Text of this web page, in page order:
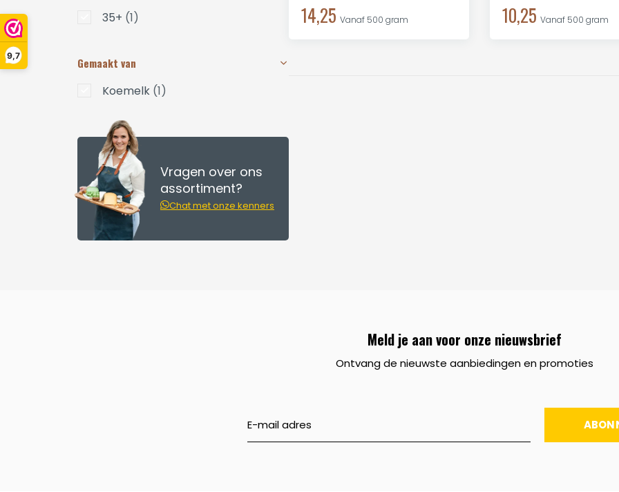
9,7
14,25 Vanaf 500 gram 10,25 Vanaf 500 gram
35+ (1)
Gemaakt van
Koemelk (1)
Vragen over ons
assortiment?
Chat met onze kenners
Meld je aan voor onze nieuwsbrief
Ontvang de nieuwste aanbiedingen en promoties